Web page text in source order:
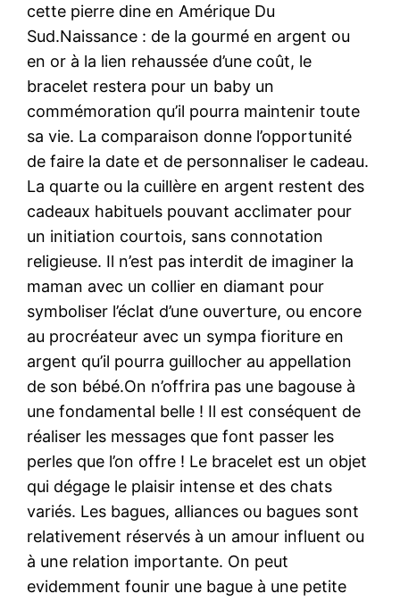
cette pierre dine en Amérique Du
Sud.Naissance : de la gourmé en argent ou
en or à la lien rehaussée d’une coût, le
bracelet restera pour un baby un
commémoration qu’il pourra maintenir toute
sa vie. La comparaison donne l’opportunité
de faire la date et de personnaliser le cadeau.
La quarte ou la cuillère en argent restent des
cadeaux habituels pouvant acclimater pour
un initiation courtois, sans connotation
religieuse. Il n’est pas interdit de imaginer la
maman avec un collier en diamant pour
symboliser l’éclat d’une ouverture, ou encore
au procréateur avec un sympa fioriture en
argent qu’il pourra guillocher au appellation
de son bébé.On n’offrira pas une bagouse à
une fondamental belle ! Il est conséquent de
réaliser les messages que font passer les
perles que l’on offre ! Le bracelet est un objet
qui dégage le plaisir intense et des chats
variés. Les bagues, alliances ou bagues sont
relativement réservés à un amour influent ou
à une relation importante. On peut
evidemment founir une bague à une petite